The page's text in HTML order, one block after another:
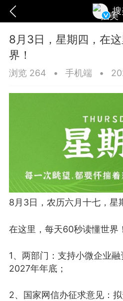
爆汗熊 卡卡动能素
美业357 芯诗妍
每次200
脂
卡卡动能素
8月3日，星期四，在
界！
浏览 264 • 手机端 •
8月3日，农历六月十七，星
在这里，每天60秒读懂世界！
1、两部门：支持小微企业
2027年年底；
2、国家网信办征求意见：